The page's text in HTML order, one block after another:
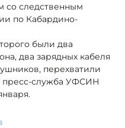
со следственным
по Кабардино-
были два
два зарядных кабеля
перехватили
пресс-служба УФСИН